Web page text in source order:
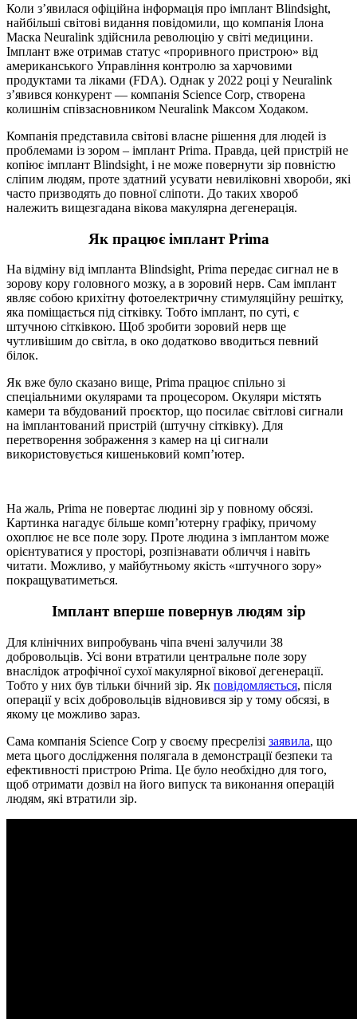
Коли з’явилася офіційна інформація про імплант Blindsight,
найбільші світові видання повідомили, що компанія Ілона
Маска Neuralink здійснила революцію у світі медицини.
Імплант вже отримав статус «проривного пристрою» від
американського Управління контролю за харчовими
продуктами та ліками (FDA). Однак у 2022 році у Neuralink
з’явився конкурент — компанія Science Corp, створена
колишнім співзасновником Neuralink Максом Ходаком.
Компанія представила світові власне рішення для людей із
проблемами із зором – імплант Prima. Правда, цей пристрій не
копіює імплант Blindsight, і не може повернути зір повністю
сліпим людям, проте здатний усувати невиліковні хвороби, які
часто призводять до повної сліпоти. До таких хвороб
належить вищезгадана вікова макулярна дегенерація.
Як працює імплант Prima
На відміну від імпланта Blindsight, Prima передає сигнал не в
зорову кору головного мозку, а в зоровий нерв. Сам імплант
являє собою крихітну фотоелектричну стимуляційну решітку,
яка поміщається під сітківку. Тобто імплант, по суті, є
штучною сітківкою. Щоб зробити зоровий нерв ще
чутливішим до світла, в око додатково вводиться певний
білок.
Як вже було сказано вище, Prima працює спільно зі
спеціальними окулярами та процесором. Окуляри містять
камери та вбудований проєктор, що посилає світлові сигнали
на імплантований пристрій (штучну сітківку). Для
перетворення зображення з камер на ці сигнали
використовується кишеньковий комп’ютер.
На жаль, Prima не повертає людині зір у повному обсязі.
Картинка нагадує більше комп’ютерну графіку, причому
охоплює не все поле зору. Проте людина з імплантом може
орієнтуватися у просторі, розпізнавати обличчя і навіть
читати. Можливо, у майбутньому якість «штучного зору»
покращуватиметься.
Імплант вперше повернув людям зір
Для клінічних випробувань чіпа вчені залучили 38
добровольців. Усі вони втратили центральне поле зору
внаслідок атрофічної сухої макулярної вікової дегенерації.
Тобто у них був тільки бічний зір. Як повідомляється, після
операції у всіх добровольців відновився зір у тому обсязі, в
якому це можливо зараз.
Сама компанія Science Corp у своєму пресрелізі заявила, що
мета цього дослідження полягала в демонстрації безпеки та
ефективності пристрою Prima. Це було необхідно для того,
щоб отримати дозвіл на його випуск та виконання операцій
людям, які втратили зір.